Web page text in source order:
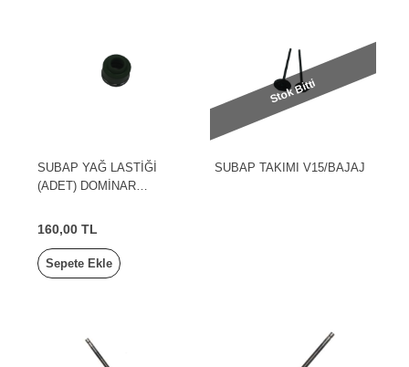
SUBAP YAĞ LASTİĞİ
(ADET) DOMİNAR
160,00 TL
Sepete Ekle
Stok Bitti
SUBAP TAKIMI V15/BAJAJ